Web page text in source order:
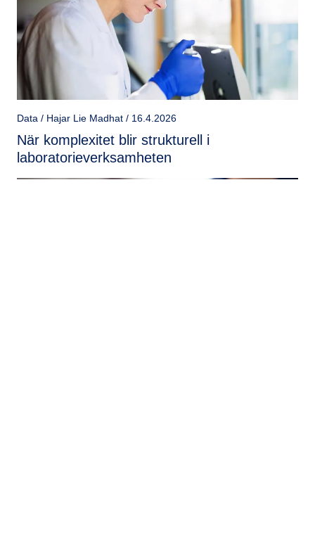
Data / Hajar Lie Madhat / 16.4.2026
När komplexitet blir strukturell i
laboratorieverksamheten